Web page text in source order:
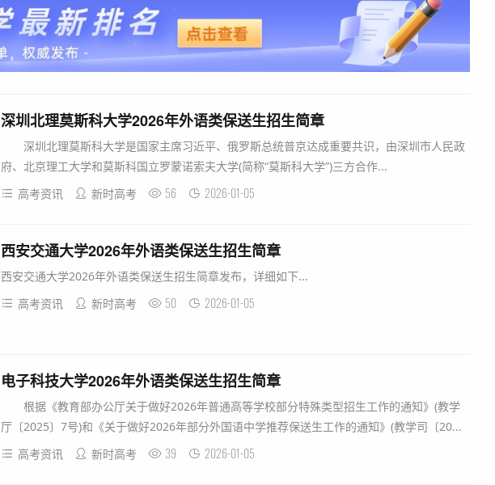
深圳北理莫斯科大学2026年外语类保送生招生简章
深圳北理莫斯科大学是国家主席习近平、俄罗斯总统普京达成重要共识，由深圳市人民政
府、北京理工大学和莫斯科国立罗蒙诺索夫大学(简称“莫斯科大学”)三方合作...
高考资讯
新时高考 56 2026-01-05
西安交通大学2026年外语类保送生招生简章
西安交通大学2026年外语类保送生招生简章发布，详细如下...
高考资讯
新时高考 50 2026-01-05
电子科技大学2026年外语类保送生招生简章
根据《教育部办公厅关于做好2026年普通高等学校部分特殊类型招生工作的通知》(教学
厅〔2025〕7号)和《关于做好2026年部分外国语中学推荐保送生工作的通知》(教学司〔20...
高考资讯
新时高考 39 2026-01-05